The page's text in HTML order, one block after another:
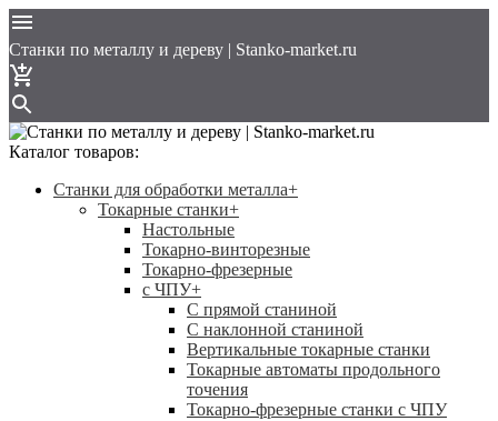
Cтанки по металлу и дереву | Stanko-market.ru
Каталог товаров:
Станки для обработки металла+
Токарные станки+
Настольные
Токарно-винторезные
Токарно-фрезерные
с ЧПУ+
С прямой станиной
C наклонной станиной
Вертикальные токарные станки
Токарные автоматы продольного
точения
Токарно-фрезерные станки с ЧПУ